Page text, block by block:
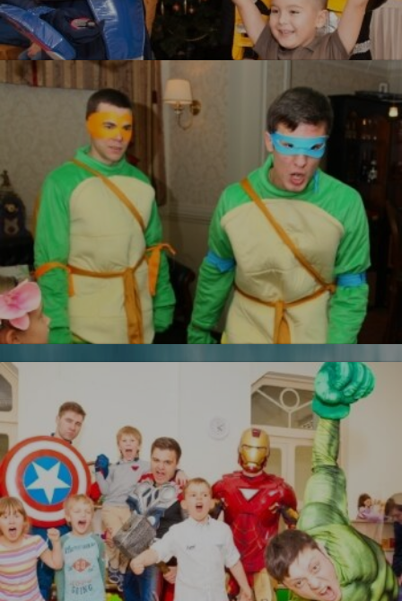
Трансформеры
УЗНАТЬ БОЛЬШЕ
Черепашки ниндзя
Новинка!
Бесплатная фотосъемка *
УЗНАТЬ БОЛЬШЕ
Железный человек